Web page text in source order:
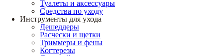
Туалеты и аксессуары
Средства по уходу
Инструменты для ухода
Дешеддеры
Расчески и щетки
Триммеры и фены
Когтерезы